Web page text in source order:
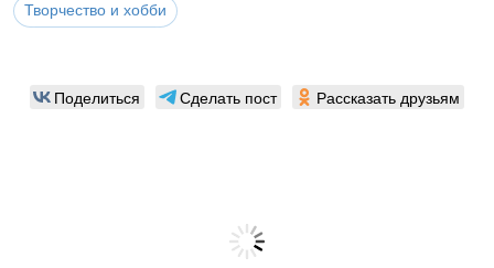
Творчество и хобби
Поделиться Сделать пост Рассказать друзьям